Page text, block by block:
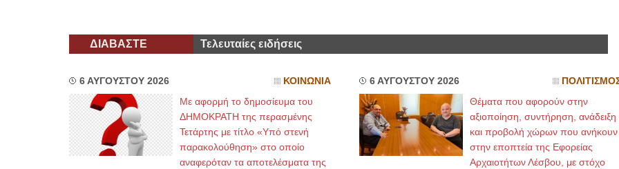
ΔΙΑΒΑΣΤΕ Τελευταίες ειδήσεις
6 ΑΥΓΟΥΣΤΟΥ 2026 ΚΟΙΝΩΝΙΑ
Με αφορμή το δημοσίευμα του
ΔΗΜΟΚΡΑΤΗ της περασμένης
Τετάρτης με τίτλο «Υπό στενή
παρακολούθηση» στο οποίο
αναφερόταν τα αποτελέσματα της
6 ΑΥΓΟΥΣΤΟΥ 2026
Θέματα που αφορούν στην
αξιοποίηση, συντήρηση, ανάδειξη
και προβολή χώρων που ανήκουν
στην εποπτεία της Εφορείας
Αρχαιοτήτων Λέσβου, με στόχο